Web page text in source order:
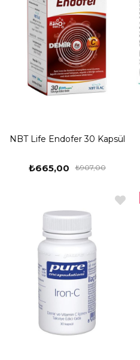
NBT Life Endofer 30 Kapsül
₺665,00 ₺907,00